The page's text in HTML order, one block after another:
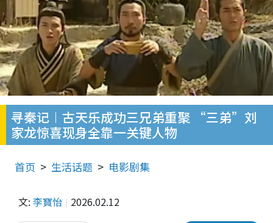
寻秦记︱古天乐成功三兄弟重聚 “三弟”刘
家龙惊喜现身全靠一关键人物
首页 生活话题 电影剧集
文: 李寶怡 2026.02.12